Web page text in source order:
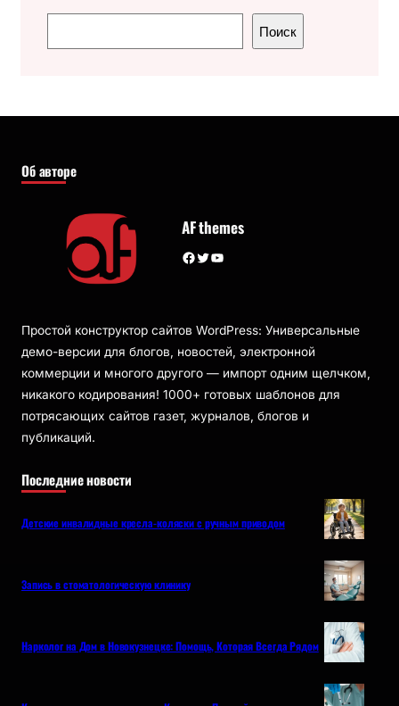
о
к
Поиск
Об авторе
AF themes
Facebook Twitter YouTube
Простой конструктор сайтов WordPress: Универсальные
демо-версии для блогов, новостей, электронной
коммерции и многого другого — импорт одним щелчком,
никакого кодирования! 1000+ готовых шаблонов для
потрясающих сайтов газет, журналов, блогов и
публикаций.
Последние новости
Детские инвалидные кресла-коляски с ручным приводом
Запись в стоматологическую клинику
Нарколог на Дом в Новокузнецке: Помощь, Которая Всегда Рядом